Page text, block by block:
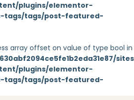
plugins/elementor-
tags/tags/post-featured-
array offset on value of type bool in
plugins/elementor-
tags/tags/post-featured-